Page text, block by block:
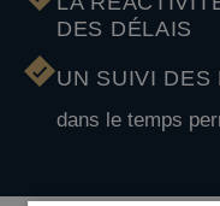
DES DÉLAIS
UN SUIVI DES
dans le temps